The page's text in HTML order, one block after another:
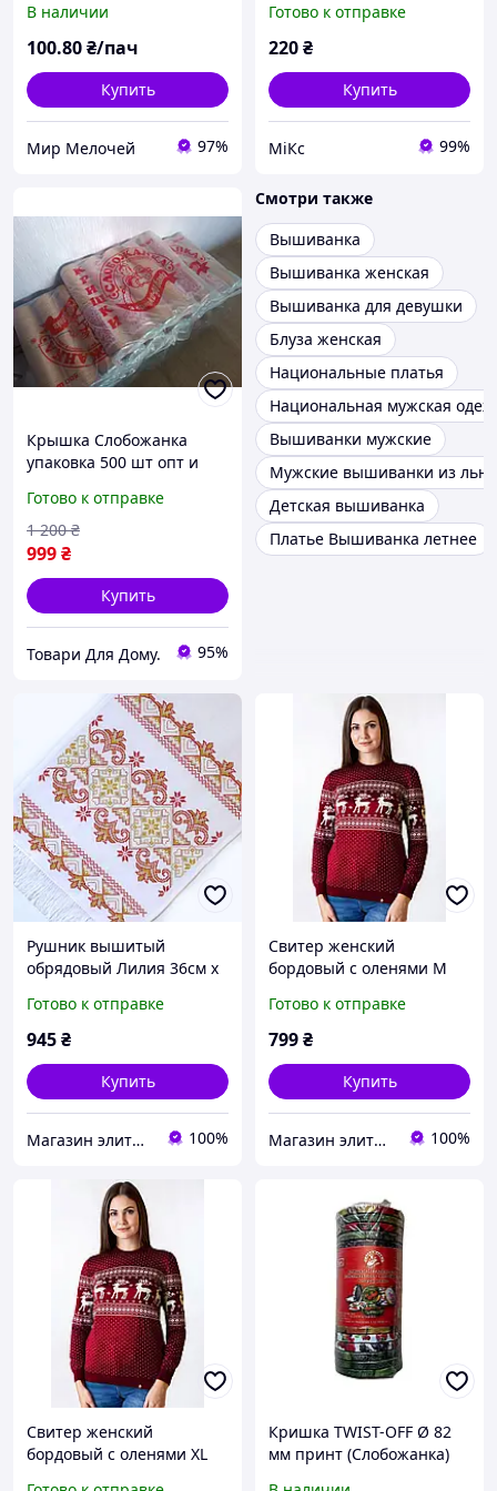
В наличии
100.80₴/пач
Купить
Мир Мелочей 97%
Готово к отправке
220₴
Купить
МіКс 99%
Крышка Слобожанка
упаковка 500 шт опт и
Готово к отправке
999₴
1 200 ₴
Купить
Товари Для Дому. 95%
Смотри также
Вышиванка
Вышиванка женская
Вышиванка для девушки
Блуза женская
Национальные платья
Национальная мужская
Вышиванки мужские
Мужские вышиванки из льна
Детская вышиванка
Платье Вышиванка летнее
Рушник вышитый
обрядовый Лилия 36см х
Готово к отправке
945₴
Купить
Магазин элитной парфюмерии и косметики "Престиж" 100%
Свитер женский
бордовый с оленями М
Готово к отправке
799₴
Купить
Магазин элитной парфюмерии и косметики "Престиж" 100%
Свитер женский
бордовый с оленями XL
Кришка TWIST-OFF Ø 82
мм принт (Слобожанка)